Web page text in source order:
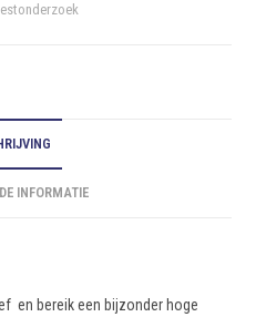
INFORMATIE
en bereik een bijzonder hoge